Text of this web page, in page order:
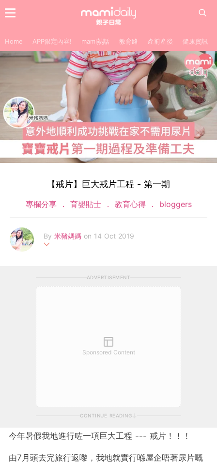
Home APP限定內容! mami熱話 教育路 產前產後 健康資訊
【戒片】巨大戒片工程 - 第一期
專欄分享 育嬰貼士 教育心得 bloggers
By 米豬媽媽 on 14 Oct 2019
ADVERTISEMENT
Sponsored Content
CONTINUE READING
今年暑假我地進行咗一項巨大工程 --- 戒片！！！
由7月頭去完旅行返嚟，我地就實行喺屋企唔著尿片嘅